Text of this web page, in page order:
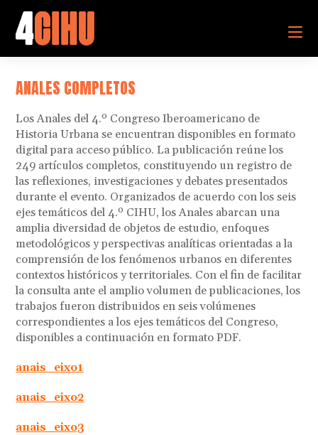
ANALES COMPLETOS
Los Anales del 4.º Congreso Iberoamericano de
Historia Urbana se encuentran disponibles en formato
digital para acceso público. La publicación reúne los
249 artículos completos, constituyendo un registro de
las reflexiones, investigaciones y debates presentados
durante el evento. Organizados de acuerdo con los seis
ejes temáticos del 4.º CIHU, los Anales abarcan una
amplia diversidad de objetos de estudio, enfoques
metodológicos y perspectivas analíticas orientadas a la
comprensión de los fenómenos urbanos en diferentes
contextos históricos y territoriales. Con el fin de facilitar
la consulta ante el amplio volumen de publicaciones, los
trabajos fueron distribuidos en seis volúmenes
correspondientes a los ejes temáticos del Congreso,
disponibles a continuación en formato PDF.
anais_eixo1
anais_eixo2
anais_eixo3